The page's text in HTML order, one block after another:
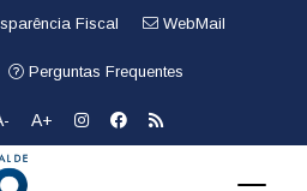
Fiscal WebMail
Perguntas Frequentes
A+